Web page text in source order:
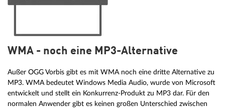
WMA - noch eine MP3-Alternative
Außer OGG Vorbis gibt es mit WMA noch eine dritte Alternative zu
MP3. WMA bedeutet Windows Media Audio, wurde von Microsoft
entwickelt und stellt ein Konkurrenz-Produkt zu MP3 dar. Für den
normalen Anwender gibt es keinen großen Unterschied zwischen